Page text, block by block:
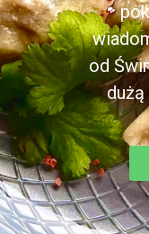
od
dużą